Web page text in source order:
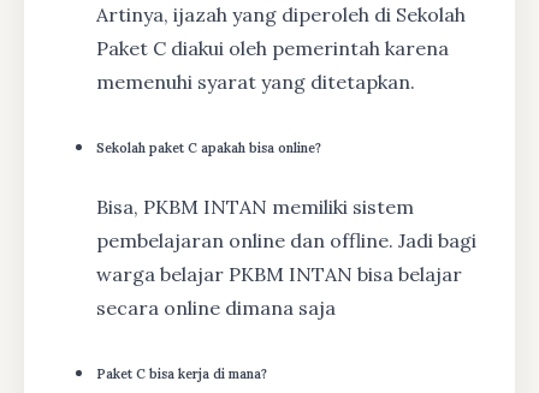
Artinya, ijazah yang diperoleh di Sekolah
Paket C diakui oleh pemerintah karena
memenuhi syarat yang ditetapkan.
Sekolah paket C apakah bisa online?
Bisa, PKBM INTAN memiliki sistem
pembelajaran online dan offline. Jadi bagi
warga belajar PKBM INTAN bisa belajar
secara online dimana saja
Paket C bisa kerja di mana?